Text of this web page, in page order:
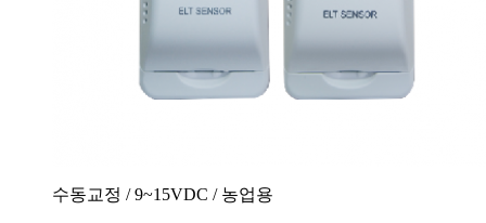
수동교정 / 9~15VDC / 농업용